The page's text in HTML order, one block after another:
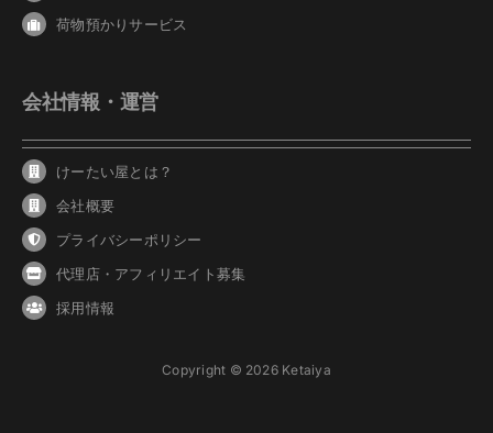
荷物預かりサービス
会社情報・運営
けーたい屋とは？
会社概要
プライバシーポリシー
代理店・アフィリエイト募集
採用情報
Copyright © 2026 Ketaiya